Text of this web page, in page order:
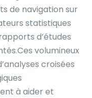
de navigation sur
statistiques
d’études
volumineux
croisées
à aider et